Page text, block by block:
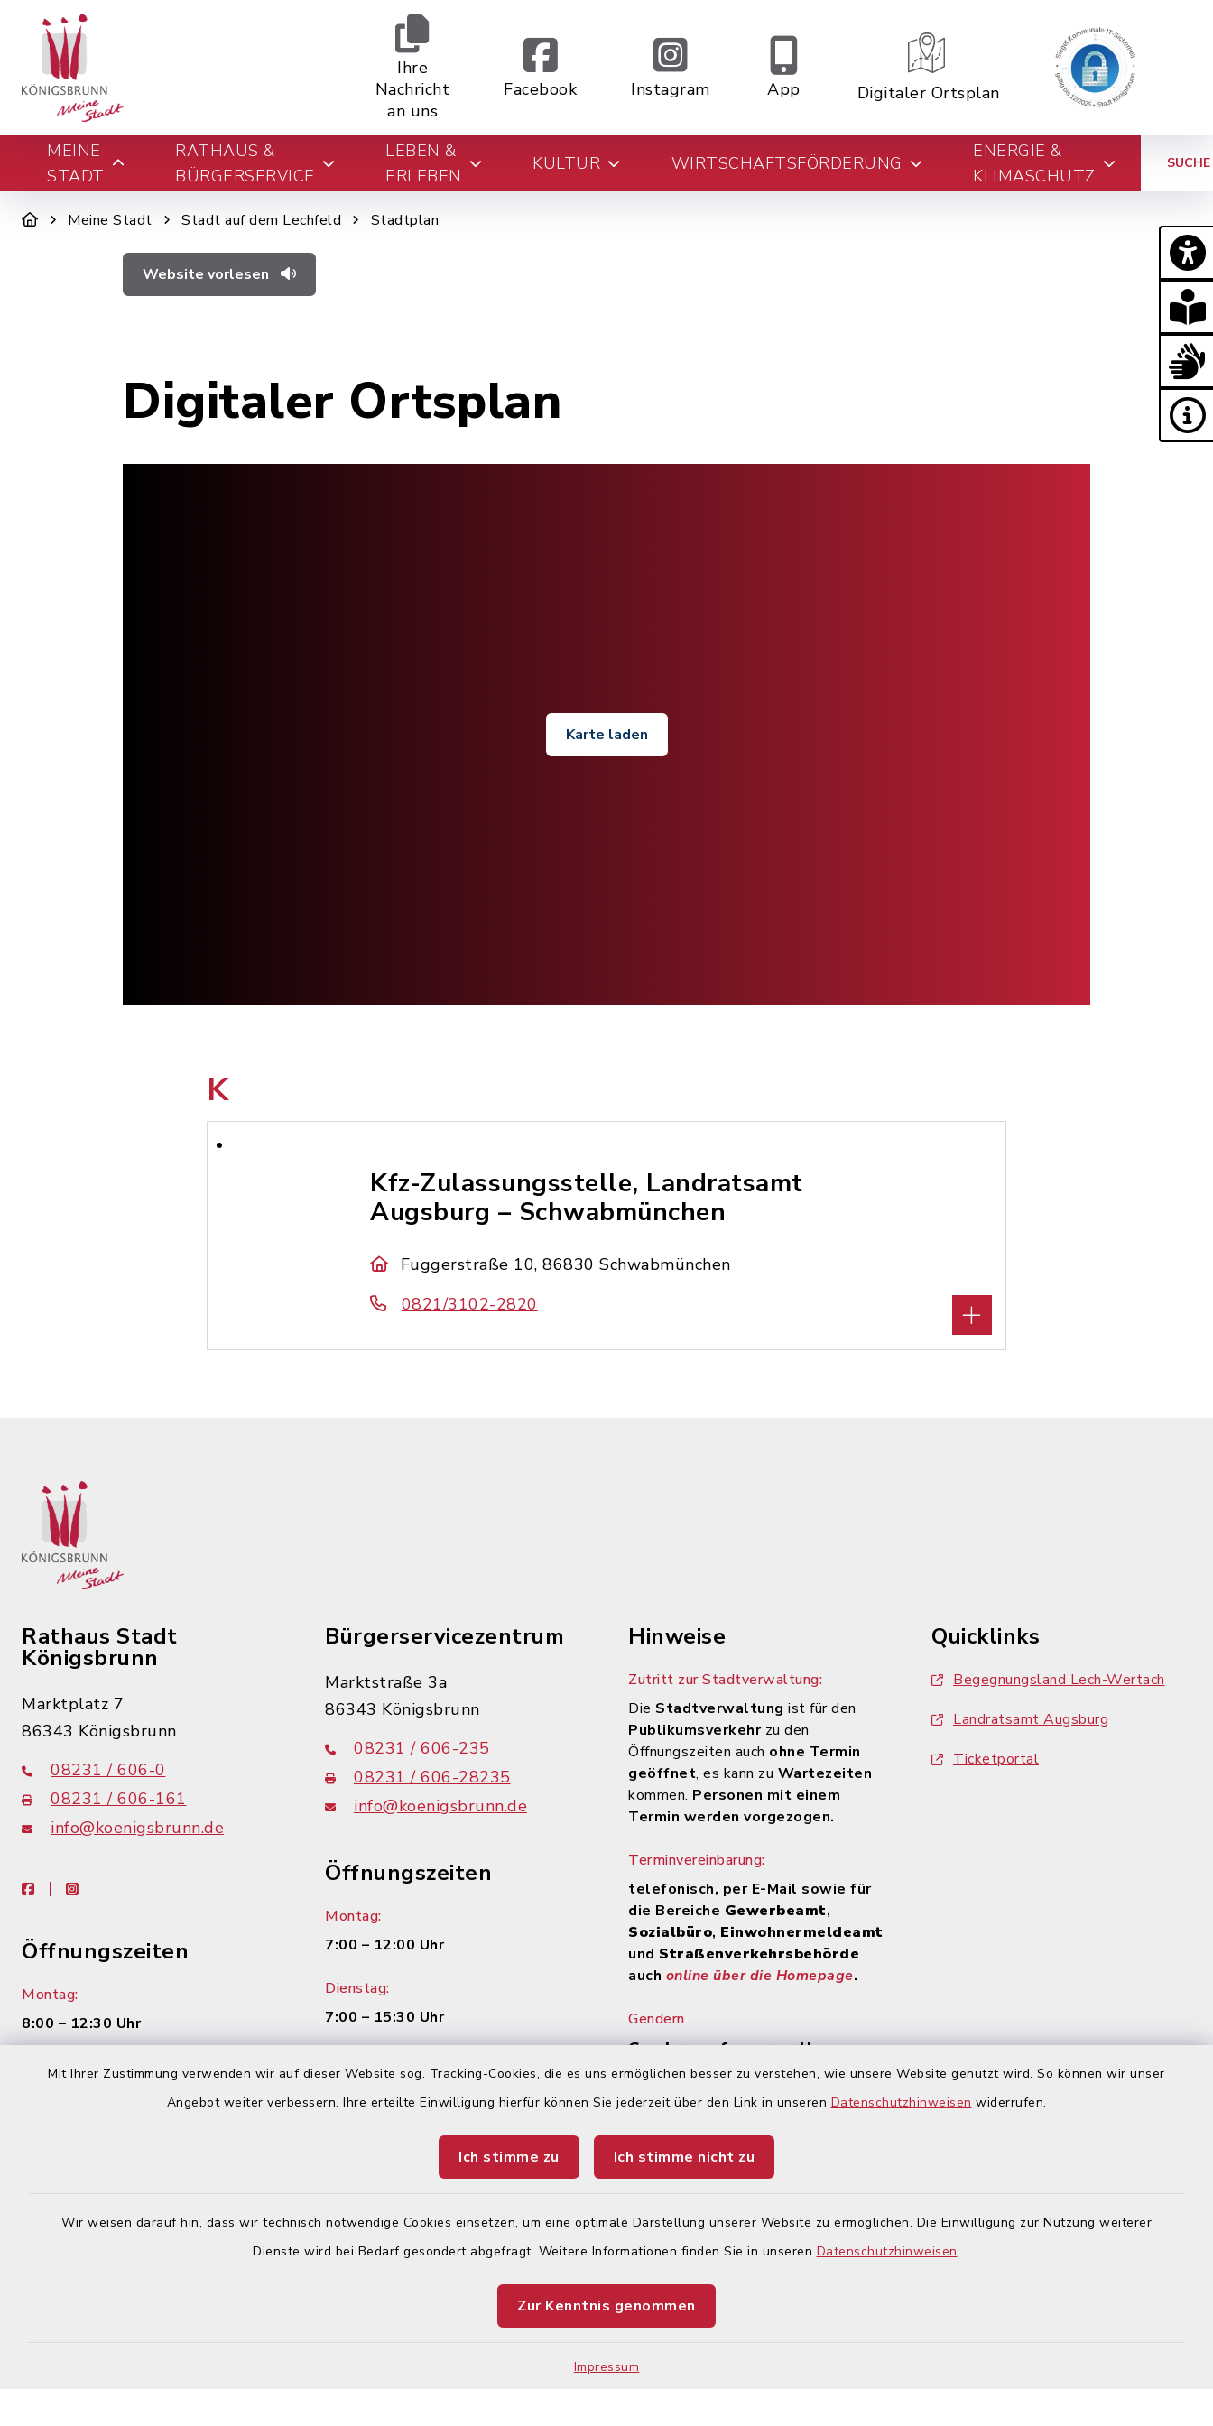
Mit Ihrer Zustimmung verwenden wir auf dieser Website sog. Tracking-Cookies, die es uns ermöglichen besser zu verstehen, wie unsere Website genutzt wird. So können wir unser
Angebot weiter verbessern. Ihre erteilte Einwilligung hierfür können Sie jederzeit über den Link in unseren Datenschutzhinweisen widerrufen.
Ich stimme zu Ich stimme nicht zu
Wir weisen darauf hin, dass wir technisch notwendige Cookies einsetzen, um eine optimale Darstellung unserer Website zu ermöglichen. Die Einwilligung zur Nutzung weiterer
Dienste wird bei Bedarf gesondert abgefragt. Weitere Informationen finden Sie in unseren Datenschutzhinweisen.
Zur Kenntnis genommen
Impressum
Ihre
Nachricht
an uns
Facebook Instagram App Digitaler Ortsplan
MEINE
STADT
RATHAUS &
BÜRGERSERVICE
LEBEN &
ERLEBEN
KULTUR WIRTSCHAFTSFÖRDERUNG
ENERGIE &
KLIMASCHUTZ
SUCHE
Meine Stadt Stadt auf dem Lechfeld Stadtplan
Website vorlesen
Digitaler Ortsplan
Karte laden
K
Kfz-Zulassungsstelle, Landratsamt
Augsburg – Schwabmünchen
Fuggerstraße 10, 86830 Schwabmünchen
0821/3102-2820
Rathaus Stadt
Königsbrunn
Marktplatz 7
86343 Königsbrunn
08231 / 606-0
08231 / 606-161
info@koenigsbrunn.de
facebookinstagram
Öffnungszeiten
Montag:
8:00 – 12:30 Uhr
Dienstag:
Bürgerservicezentrum
Marktstraße 3a
86343 Königsbrunn
08231 / 606-235
08231 / 606-28235
info@koenigsbrunn.de
Öffnungszeiten
Montag:
7:00 – 12:00 Uhr
Dienstag:
7:00 – 15:30 Uhr
8:00 – 12:00 Uhr und 14:00 – 17:30
Freitag:
8:00 – 12:00 Uhr –nur mit Termin!
Hinweise
Zutritt zur Stadtverwaltung:
Die Stadtverwaltung ist für den
Publikumsverkehr zu den
Öffnungszeiten auch ohne Termin
geöffnet, es kann zu Wartezeiten
kommen. Personen mit einem
Termin werden vorgezogen.
Terminvereinbarung:
telefonisch, per E-Mail sowie für
die Bereiche Gewerbeamt,
Sozialbüro, Einwohnermeldeamt
und Straßenverkehrsbehörde
auch online über die Homepage.
Gendern
Gendern auf unserer Homepage:
Auf den Seiten des Internet-
wird wegen der besseren
Lesbarkeit nicht durchgehend
gegendert. Wir weisen
ausdrücklich darauf hin, dass
(m/w/d) angesprochen werden.
Quicklinks
Begegnungsland Lech-Wertach
Landratsamt Augsburg
Ticketportal